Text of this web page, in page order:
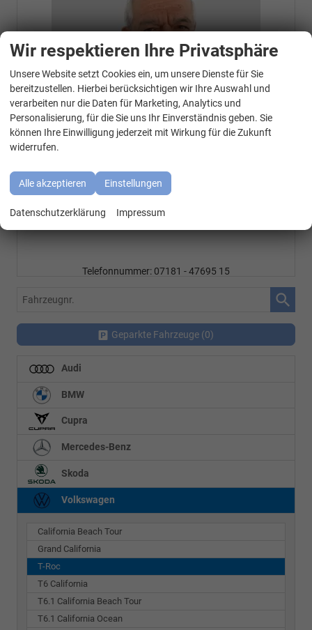
Özen Özkara
Senior Chef
Telefonnummer: 07181 - 47695 15
Fahrzeugnr.
Geparkte Fahrzeuge (0)
Audi
BMW
Cupra
Mercedes-Benz
Skoda
Volkswagen
California Beach Tour
Grand California
T-Roc
T6 California
T6.1 California Beach Tour
T6.1 California Ocean
Wir respektieren Ihre Privatsphäre
Unsere Website setzt Cookies ein, um unsere Dienste für Sie
bereitzustellen. Hierbei berücksichtigen wir Ihre Auswahl und
verarbeiten nur die Daten für Marketing, Analytics und
Personalisierung, für die Sie uns Ihr Einverständnis geben. Sie
können Ihre Einwilligung jederzeit mit Wirkung für die Zukunft
widerrufen.
Alle akzeptieren Einstellungen
Datenschutzerklärung Impressum